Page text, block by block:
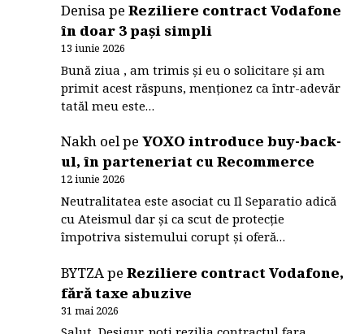
DenisapeReziliere contract Vodafone
în doar 3 pași simpli
13 iunie 2026
Bună ziua , am trimis și eu o solicitare și am
primit acest răspuns, menționez ca într-adevăr
tatăl meu este…
Nakh oelpeYOXO introduce buy-back-
ul, în parteneriat cu Recommerce
12 iunie 2026
Neutralitatea este asociat cu Il Separatio adică
cu Ateismul dar și ca scut de protecție
împotriva sistemului corupt și oferă…
BYTZApeReziliere contract Vodafone,
fără taxe abuzive
31 mai 2026